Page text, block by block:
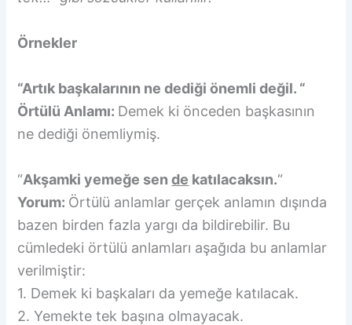
Örnekler
“Artık başkalarının ne dediği önemli değil. “
Örtülü Anlamı: Demek ki önceden başkasının
ne dediği önemliymiş.
“Akşamki yemeğe sende katılacaksın.“
Yorum: Örtülü anlamlar gerçek anlamın dışında
bazen birden fazla yargı da bildirebilir. Bu
cümledeki örtülü anlamları aşağıda bu anlamlar
verilmiştir:
1. Demek ki başkaları da yemeğe katılacak.
2. Yemekte tek başına olmayacak.